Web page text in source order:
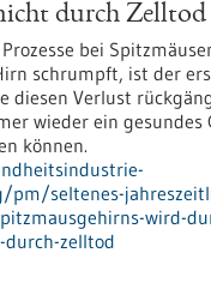
durch Zelltod
bei
schrumpft, ist der
diesen Verlust
wieder ein gesundes
können.
pm/seltenes-
wird-
zelltod